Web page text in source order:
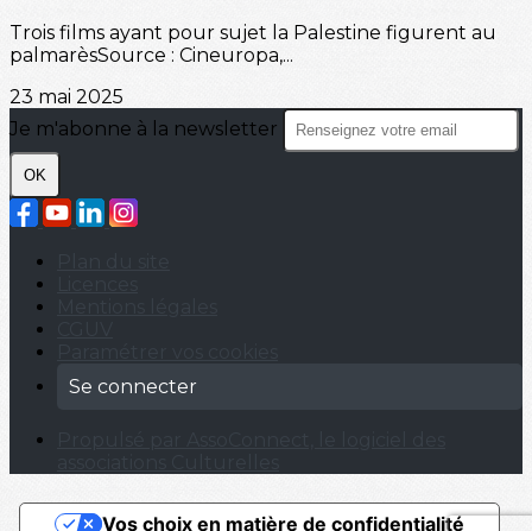
Trois films ayant pour sujet la Palestine figurent au
palmarèsSource : Cineuropa,...
23 mai 2025
Je m'abonne à la newsletter
OK
Se connecter
Vos choix en matière de confidentialité